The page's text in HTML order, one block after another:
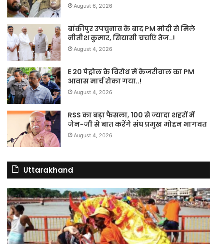
August 6, 2026
बांकीपुर उपचुनाव के बाद PM मोदी से मिले
नीतीश कुमार, सियासी चर्चाएं तेज..!
August 4, 2026
E 20 पेट्रोल के विरोध में केजरीवाल का PM
आवास मार्च रोका गया..!
August 4, 2026
RSS का बड़ा फैसला, 100 से ज्यादा शहरों में
जेन-जी से बात करेंगे संघ प्रमुख मोहन भागवत
August 4, 2026
Uttarakhand